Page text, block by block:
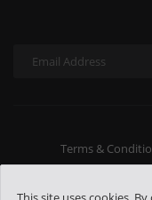
Terms &